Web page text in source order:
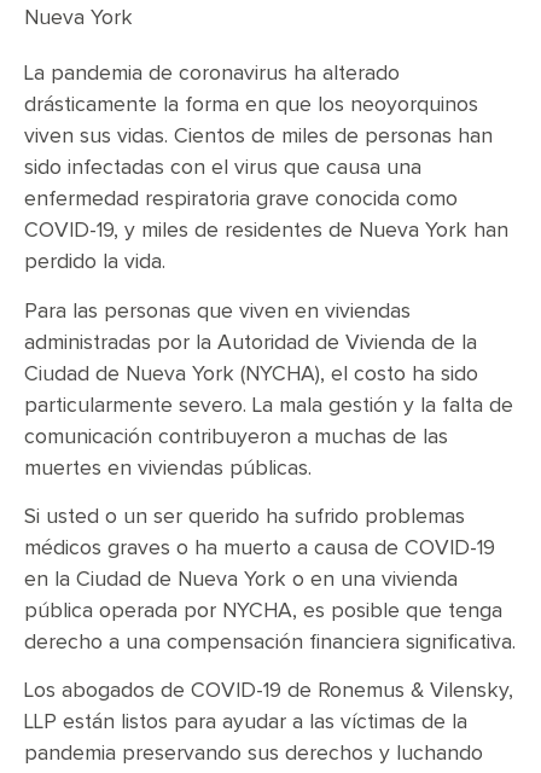
Nueva York
La pandemia de coronavirus ha alterado
drásticamente la forma en que los neoyorquinos
viven sus vidas. Cientos de miles de personas han
sido infectadas con el virus que causa una
enfermedad respiratoria grave conocida como
COVID-19, y miles de residentes de Nueva York han
perdido la vida.
Para las personas que viven en viviendas
administradas por la Autoridad de Vivienda de la
Ciudad de Nueva York (NYCHA), el costo ha sido
particularmente severo. La mala gestión y la falta de
comunicación contribuyeron a muchas de las
muertes en viviendas públicas.
Si usted o un ser querido ha sufrido problemas
médicos graves o ha muerto a causa de COVID-19
en la Ciudad de Nueva York o en una vivienda
pública operada por NYCHA, es posible que tenga
derecho a una compensación financiera significativa.
Los abogados de COVID-19 de Ronemus & Vilensky,
LLP están listos para ayudar a las víctimas de la
pandemia preservando sus derechos y luchando